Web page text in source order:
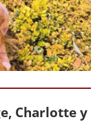
Charlotte y